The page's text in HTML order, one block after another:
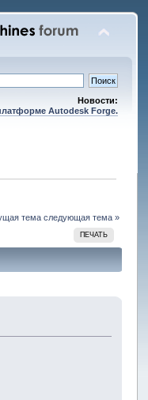
Новости:
Autodesk Forge.
тема следующая тема »
ПЕЧАТЬ